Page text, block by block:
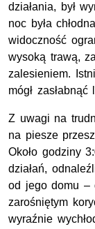
działania, był
noc była
widoczność
wysoką trawą,
zalesieniem.
mógł
Z uwagi na
na piesze
Około godziny
działań,
od jego domu –
zarośniętym
wyraźnie